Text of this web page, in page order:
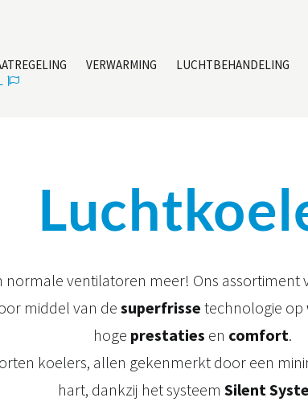
VERWARMING LUCHTBEHANDELING
normale ventilatoren meer! Ons assortiment
middel van de superfrisse technologie op
hoge prestaties en comfort.
koelers, allen gekenmerkt door een
hart, dankzij het systeem Silent